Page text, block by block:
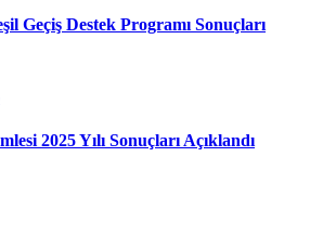
Geçiş Destek Programı Sonuçları
2025 Yılı Sonuçları Açıklandı